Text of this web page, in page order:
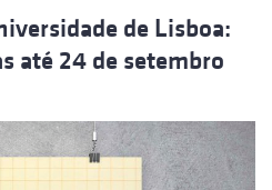
de Lisboa:
até 24 de setembro